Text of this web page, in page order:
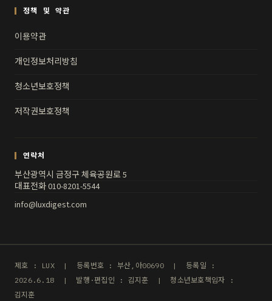
정책 및 약관
이용약관
개인정보처리방침
청소년보호정책
저작권보호정책
연락처
부산광역시 금정구 체육공원로 5
대표전화 010-8201-5544
info@luxdigest.com
제호 : LUX | 등록번호 : 부산,아00690 | 등록일 :
2026.6.18 | 발행·편집인 : 김지훈 | 청소년보호책임자 :
김지훈